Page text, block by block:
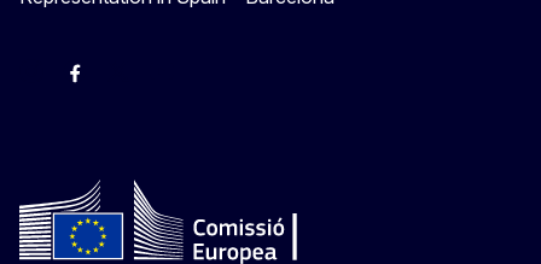
InstagramFacebook